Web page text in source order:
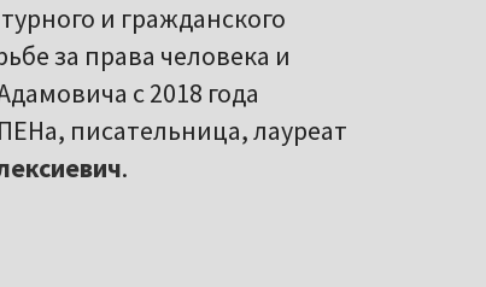
и гражданского
за права человека и
с 2018 года
писательница, лауреат
.